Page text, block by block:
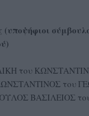
του
του
ΒΑΣΙΛΕΙΟΣ